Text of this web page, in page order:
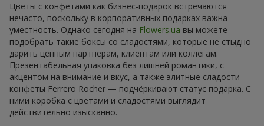
Цветы с конфетами как бизнес-подарок встречаются
нечасто, поскольку в корпоративных подарках важна
уместность. Однако сегодня на Flowers.ua вы можете
подобрать такие боксы со сладостями, которые не стыдно
дарить ценным партнёрам, клиентам или коллегам.
Презентабельная упаковка без лишней романтики, с
акцентом на внимание и вкус, а также элитные сладости —
конфеты Ferrero Rocher — подчёркивают статус подарка. С
ними коробка с цветами и сладостями выглядит
действительно изысканно.